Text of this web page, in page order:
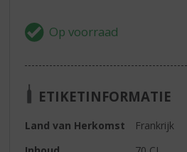
ETIKETINFORMATIE
Land van Herkomst
Frankrijk